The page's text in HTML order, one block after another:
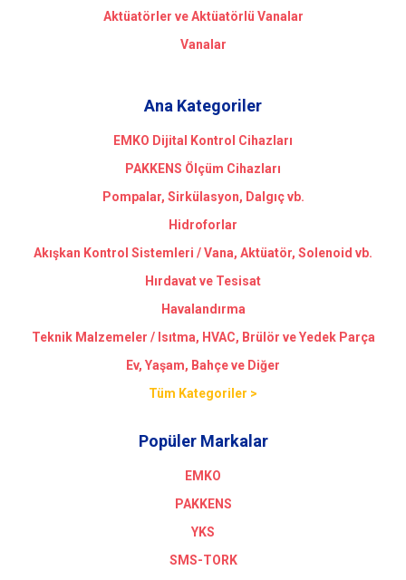
Aktüatörler ve Aktüatörlü Vanalar
Vanalar
Ana Kategoriler
EMKO Dijital Kontrol Cihazları
PAKKENS Ölçüm Cihazları
Pompalar, Sirkülasyon, Dalgıç vb.
Hidroforlar
Akışkan Kontrol Sistemleri / Vana, Aktüatör, Solenoid vb.
Hırdavat ve Tesisat
Havalandırma
Teknik Malzemeler / Isıtma, HVAC, Brülör ve Yedek Parça
Ev, Yaşam, Bahçe ve Diğer
Tüm Kategoriler >
Popüler Markalar
EMKO
PAKKENS
YKS
SMS-TORK